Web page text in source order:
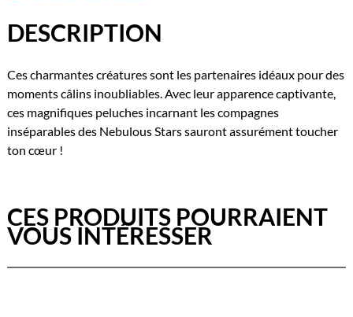
DESCRIPTION
Ces charmantes créatures sont les partenaires idéaux pour des
moments câlins inoubliables. Avec leur apparence captivante,
ces magnifiques peluches incarnant les compagnes
inséparables des Nebulous Stars sauront assurément toucher
ton cœur !
CES PRODUITS POURRAIENT
VOUS INTÉRESSER